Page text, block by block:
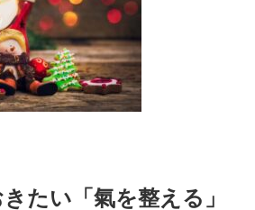
たい「氣を整える」